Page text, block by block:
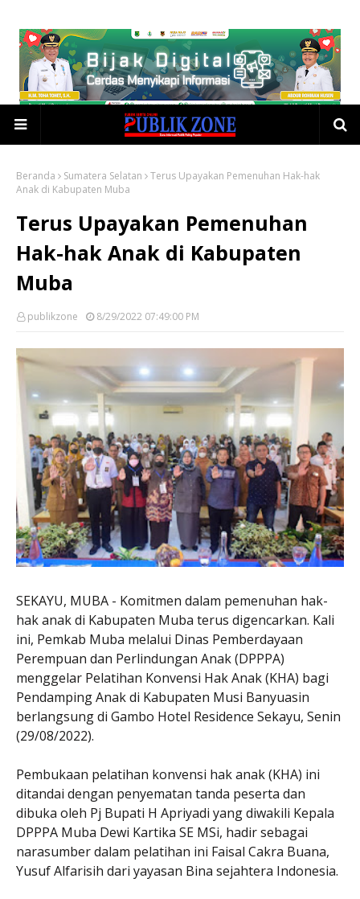
Beranda Sumatera Selatan
Terus Upayakan Pemenuhan Hak-hak
Anak di Kabupaten Muba
Terus Upayakan Pemenuhan
Hak-hak Anak di Kabupaten
Muba
publikzone 8/29/2022 07:49:00 PM
SEKAYU, MUBA - Komitmen dalam pemenuhan hak-
hak anak di Kabupaten Muba terus digencarkan. Kali
ini, Pemkab Muba melalui Dinas Pemberdayaan
Perempuan dan Perlindungan Anak (DPPPA)
menggelar Pelatihan Konvensi Hak Anak (KHA) bagi
Pendamping Anak di Kabupaten Musi Banyuasin
berlangsung di Gambo Hotel Residence Sekayu, Senin
(29/08/2022).
Pembukaan pelatihan konvensi hak anak (KHA) ini
ditandai dengan penyematan tanda peserta dan
dibuka oleh Pj Bupati H Apriyadi yang diwakili Kepala
DPPPA Muba Dewi Kartika SE MSi, hadir sebagai
narasumber dalam pelatihan ini Faisal Cakra Buana,
Yusuf Alfarisih dari yayasan Bina sejahtera Indonesia.